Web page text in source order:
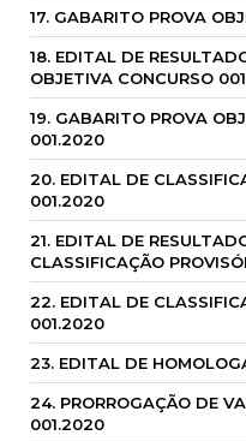
17. GABARITO PROVA
18. EDITAL DE
OBJETIVA CONCURSO
19. GABARITO PROVA
001.2020
20. EDITAL DE
001.2020
21. EDITAL DE
CLASSIFICAÇÃO
22. EDITAL DE
001.2020
23. EDITAL DE
24. PRORROGAÇÃO DE
001.2020